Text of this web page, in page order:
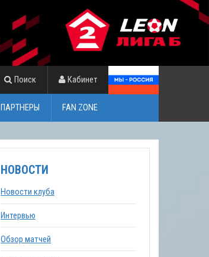
Поиск Кабинет
ПАРТНЕРЫ FAN ZONE
НОВОСТИ
Новости клуба
Интервью
Обзор матчей